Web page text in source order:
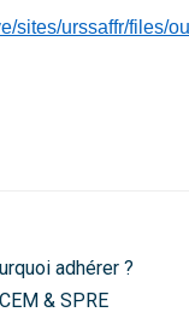
sites/urssaffr/files/
adhérer ?
& SPRE